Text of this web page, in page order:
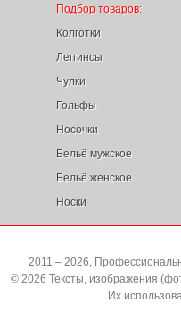
Подбор товаров:
Колготки
Леггинсы
Чулки
Гольфы
Носочки
Бельё мужское
Бельё женское
Носки
2011 – 2026,
© 2026 Тексты, изображения
Их